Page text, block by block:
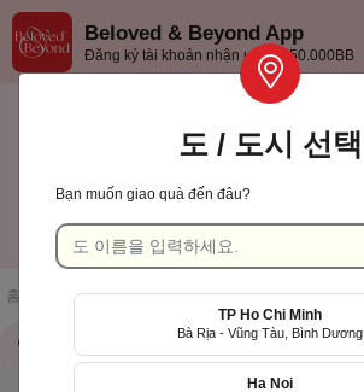
Beloved & Beyond App
Đăng ký tài khoản nhận ưu đãi 50.000BB
Khánh Hòa
홈페이지 / 점포 목록 / LiLy's Cake
도 / 도시 선택
Bạn muốn giao quà đến đâu?
TP Ho Chi Minh
Bà Rịa - Vũng Tàu, Bình Dương
Ha Noi